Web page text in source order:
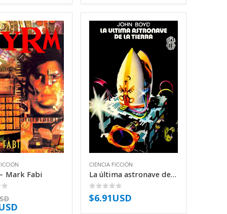
Mark Fabi
CIENCIA FICCIÓN
La última astronave de la tierra – John Boyd
0 out of 5
$6.91USD